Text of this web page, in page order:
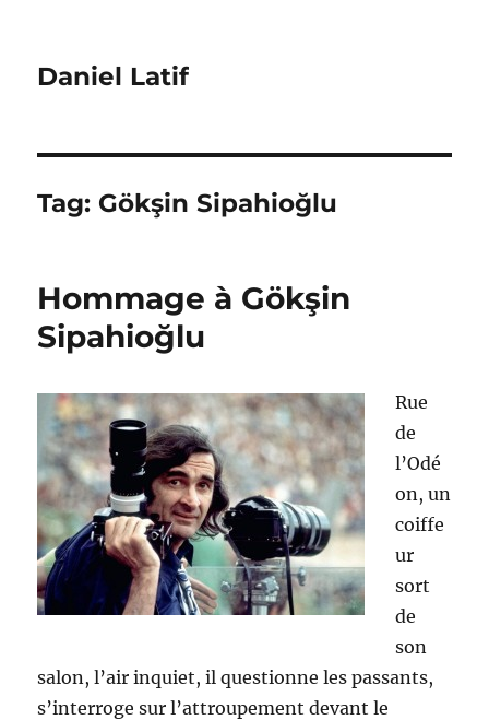
Daniel Latif
Tag: Gökşin Sipahioğlu
Hommage à Gökşin
Sipahioğlu
Rue
de
l’Odé
on, un
coiffe
ur
sort
de
son
salon, l’air inquiet, il questionne les passants,
s’interroge sur l’attroupement devant le